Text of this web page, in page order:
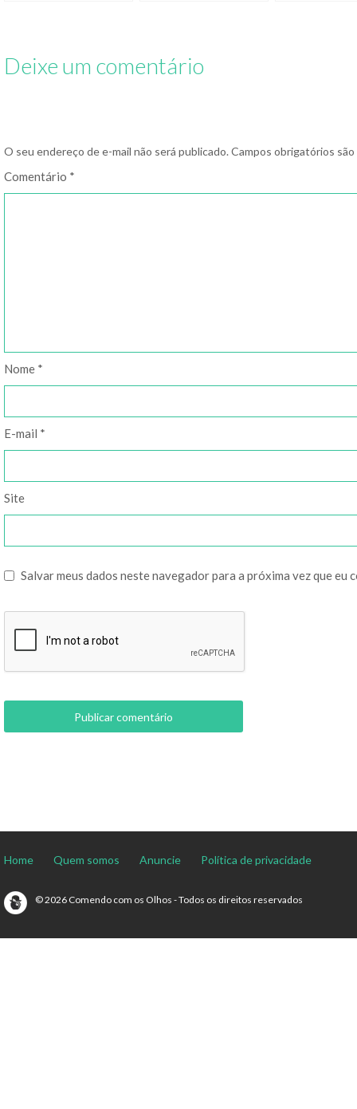
Deixe um comentário
O seu endereço de e-mail não será publicado. Campos obrigatórios
Comentário *
Nome *
E-mail *
Site
Salvar meus dados neste navegador para a próxima vez que eu
Home Quem somos Anuncie Política de privacidade
© 2026 Comendo com os Olhos - Todos os direitos reservados